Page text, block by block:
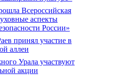
Всероссийская
аспекты
России»
принял участие в
аллеи
Урала участвуют
акции